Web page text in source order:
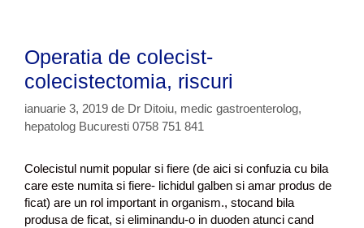
s
t
l
u
c
e
Operatia de colecist-
colecistectomia, riscuri
ianuarie 3, 2019 de Dr Ditoiu, medic gastroenterolog,
hepatolog Bucuresti 0758 751 841
Colecistul numit popular si fiere (de aici si confuzia cu bila
care este numita si fiere- lichidul galben si amar produs de
ficat) are un rol important in organism., stocand bila
produsa de ficat, si eliminandu-o in duoden atunci cand